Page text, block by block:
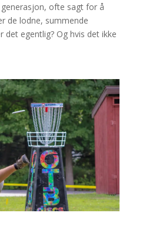
ofte sagt for å
de lodne, summende
det egentlig? Og hvis det ikke